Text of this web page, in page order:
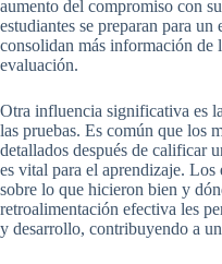
aumento del compromiso con
estudiantes se preparan para
consolidan más información de
evaluación.
Otra influencia significativa es
las pruebas. Es común que los
detallados después de calificar
es vital para el aprendizaje.
sobre lo que hicieron bien y
retroalimentación efectiva les
y desarrollo, contribuyendo a